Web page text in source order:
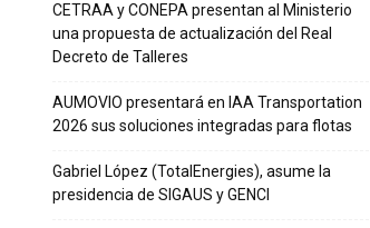
CETRAA y CONEPA presentan al Ministerio
una propuesta de actualización del Real
Decreto de Talleres
AUMOVIO presentará en IAA Transportation
2026 sus soluciones integradas para flotas
Gabriel López (TotalEnergies), asume la
presidencia de SIGAUS y GENCI